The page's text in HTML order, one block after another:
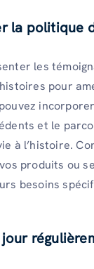
la politique
les
pour
et le
à l’histoire.
produits ou
besoins